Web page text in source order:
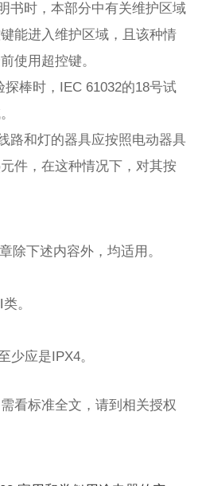
书时，本部分中有关维护区域
能进入维护区域，且该种情
使用超控键。
棒时，IEC 61032的18号试
路和灯的器具应按照电动器具
件，在这种情况下，对其按
下述内容外，均适用。
。
应是IPX4。
看标准全文，请到相关授权